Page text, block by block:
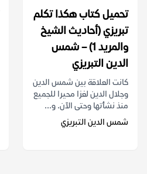
تحميل كتاب هكذا تكلم
تبريزي (أحاديث الشيخ
والمريد 1) – شمس
الدين التبريزي
كانت العلاقة بين شمس الدين
وجلال الدين لغزا محيرا للجميع
منذ نشأتها وحتى الآن. و...
شمس الدين التبريزي